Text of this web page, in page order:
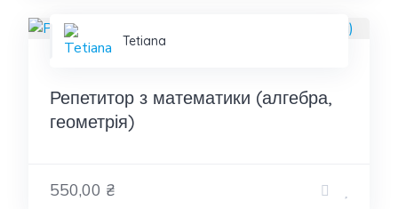
Tetiana
Репетитор з математики (алгебра,
геометрія)
550,00 ₴